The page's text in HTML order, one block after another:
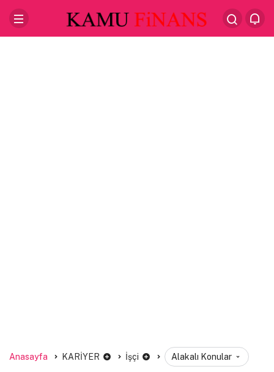
Anasayfa KARİYER İşçi Alakalı Konular